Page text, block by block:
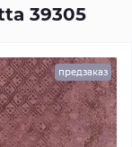
39305
предзаказ